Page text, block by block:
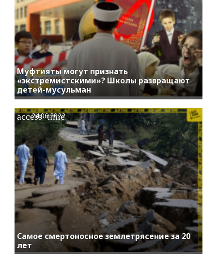
Муфтияты могут признать
«экстремистскими»? Школы развращают
детей-мусульман
Самое смертоносное землетрясение за 20
лет
access_time
24.06.2022